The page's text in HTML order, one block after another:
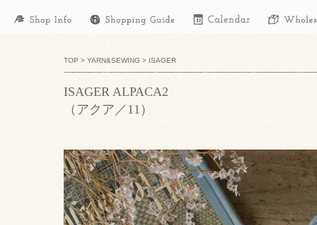
TOP > YARN&SEWING > ISAGER
ISAGER ALPACA2
（アクア／11）